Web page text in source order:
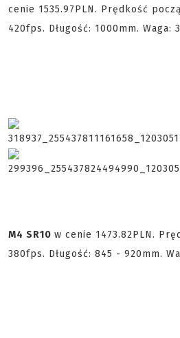
cenie 1535.97PLN. Prędkość
420fps. Długość: 1000mm. Waga:
M4 SR10 w cenie 1473.82PLN.
380fps. Długość: 845 - 920mm.